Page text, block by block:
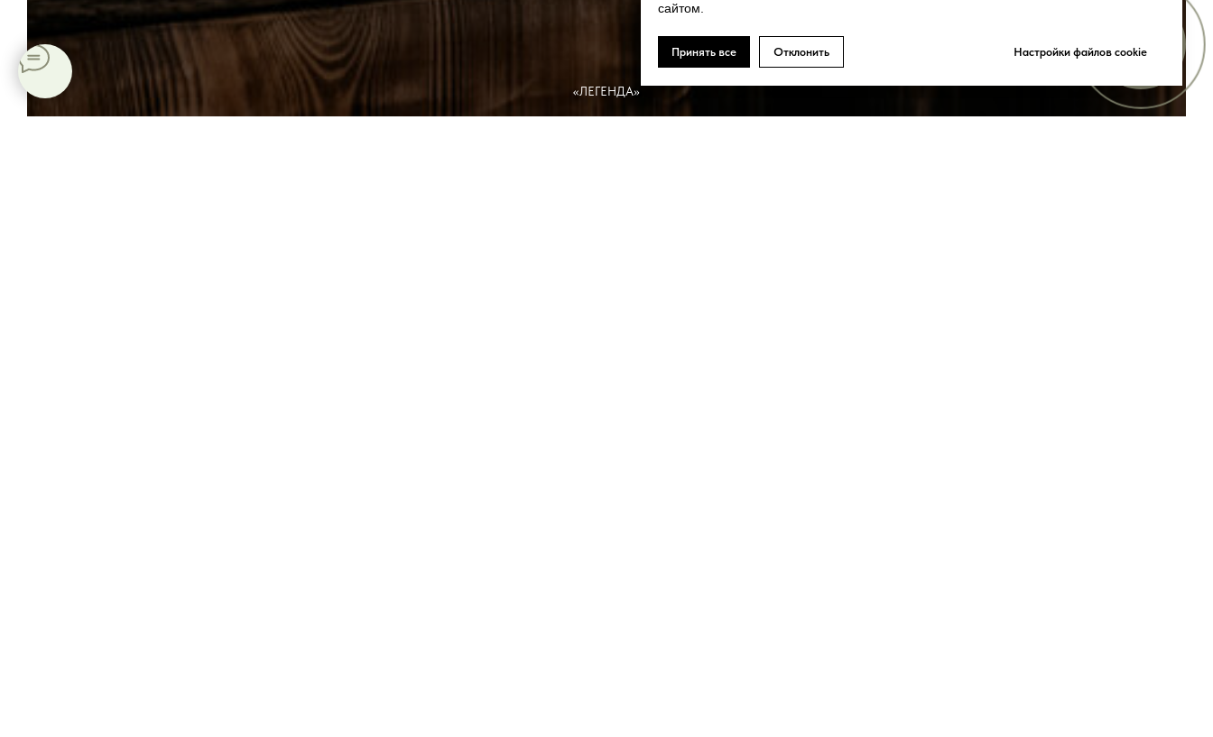
«ЛЕГЕНДА»
сайтом.
Принять все Отклонить Настройки файлов cookie
запись